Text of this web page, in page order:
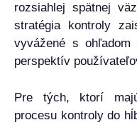
rozsiahlej spätnej
stratégia kontroly
vyvážené s
perspektív
Pre tých, ktorí
procesu kontroly do